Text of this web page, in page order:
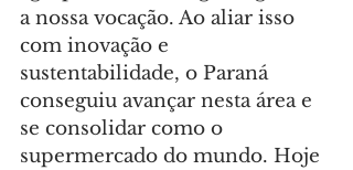
a nossa vocação. Ao aliar isso
com inovação e
sustentabilidade, o Paraná
conseguiu avançar nesta área e
se consolidar como o
supermercado do mundo. Hoje